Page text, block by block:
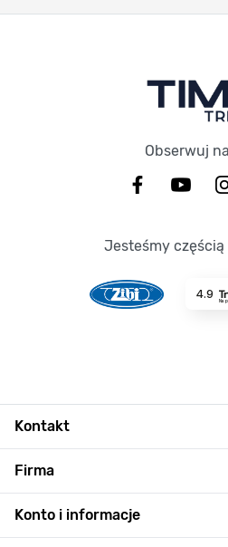
Obserwuj
Jesteśmy częścią
4.9
Na
Kontakt
Firma
Konto i informacje